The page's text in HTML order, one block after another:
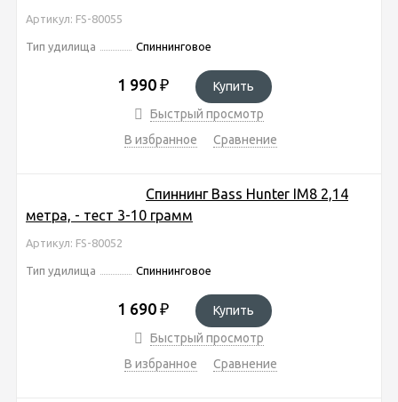
Артикул: FS-80055
Тип удилища Спиннинговое
1 990 ₽
Купить
Быстрый просмотр
В избранное
Сравнение
Спиннинг Bass Hunter IM8 2,14
метра, - тест 3-10 грамм
Артикул: FS-80052
Тип удилища Спиннинговое
1 690 ₽
Купить
Быстрый просмотр
В избранное
Сравнение